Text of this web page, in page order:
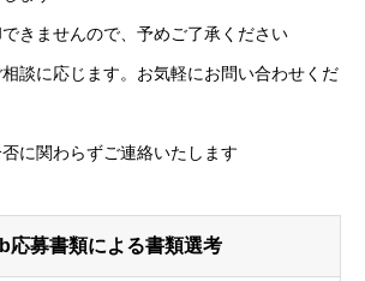
きませんので、予めご了承ください
談に応じます。お気軽にお問い合わせくだ
に関わらずご連絡いたします
応募書類による書類選考